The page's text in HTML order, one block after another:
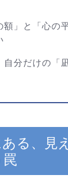
額」と「心の
自分だけの「
る、見
罠